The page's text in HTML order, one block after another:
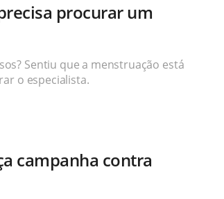
procurar um
Sentiu que a menstruação está
o especialista.
campanha contra